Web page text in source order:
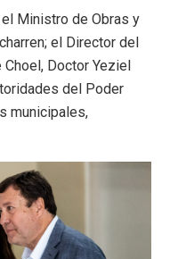
Ministro de Obras y
el Director del
Doctor Yeziel
del Poder
municipales,